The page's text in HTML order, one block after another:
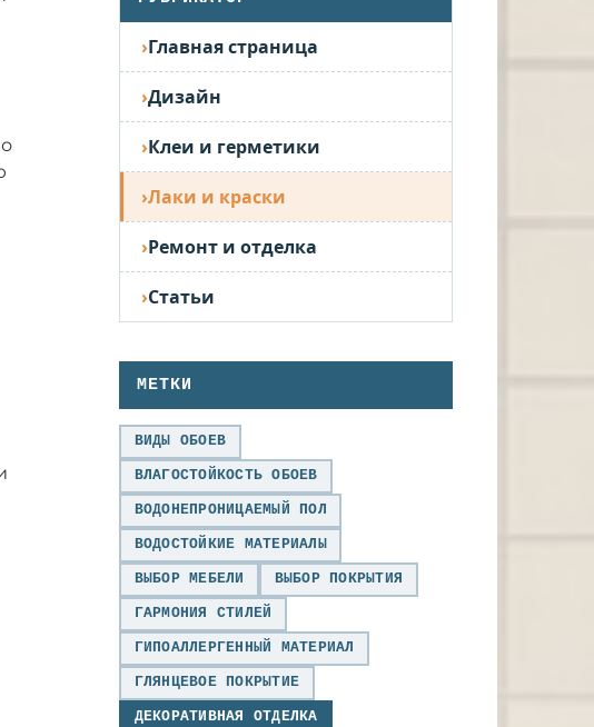
Главная страница
Дизайн
Клеи и герметики
Лаки и краски
Ремонт и отделка
Статьи
МЕТКИ
ВИДЫ ОБОЕВ
ВЛАГОСТОЙКОСТЬ ОБОЕВ
ВОДОНЕПРОНИЦАЕМЫЙ ПОЛ
ВОДОСТОЙКИЕ МАТЕРИАЛЫ
ВЫБОР МЕБЕЛИ ВЫБОР ПОКРЫТИЯ
ГАРМОНИЯ СТИЛЕЙ
ГИПОАЛЛЕРГЕННЫЙ МАТЕРИАЛ
ГЛЯНЦЕВОЕ ПОКРЫТИЕ
ДЕКОРАТИВНАЯ ОТДЕЛКА